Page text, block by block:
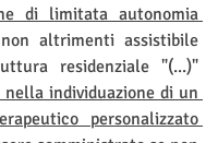
di limitata autonomia
altrimenti assistibile
residenziale "(...)"
nella individuazione di un
personalizzato